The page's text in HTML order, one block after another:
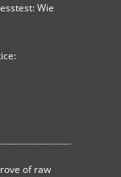
Wie
of raw